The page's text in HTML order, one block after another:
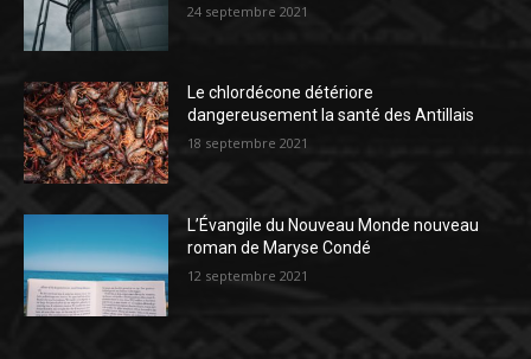
24 septembre 2021
Le chlordécone détériore
dangereusement la santé des Antillais
18 septembre 2021
L’Évangile du Nouveau Monde nouveau
roman de Maryse Condé
12 septembre 2021